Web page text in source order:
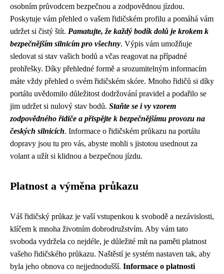
osobním průvodcem bezpečnou a zodpovědnou jízdou.
Poskytuje vám přehled o vašem řidičském profilu a pomáhá vám
udržet si čistý štít. Pamatujte, že každý bodík dolů je krokem k
bezpečnějším silnicím pro všechny. Výpis vám umožňuje
sledovat si stav vašich bodů a včas reagovat na případné
prohřešky. Díky přehledné formě a srozumitelným informacím
máte vždy přehled o svém řidičském skóre. Mnoho řidičů si díky
portálu uvědomilo důležitost dodržování pravidel a podařilo se
jim udržet si nulový stav bodů. Staňte se i vy vzorem
zodpovědného řidiče a přispějte k bezpečnějšímu provozu na
českých silnicích. Informace o řidičském průkazu na portálu
dopravy jsou tu pro vás, abyste mohli s jistotou usednout za
volant a užít si klidnou a bezpečnou jízdu.
Platnost a výměna průkazu
Váš řidičský průkaz je vaší vstupenkou k svobodě a nezávislosti,
klíčem k mnoha životním dobrodružstvím. Aby vám tato
svoboda vydržela co nejdéle, je důležité mít na paměti platnost
vašeho řidičského průkazu. Naštěstí je systém nastaven tak, aby
byla jeho obnova co nejjednodušší. Informace o platnosti